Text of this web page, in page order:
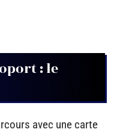
: le
avec une carte